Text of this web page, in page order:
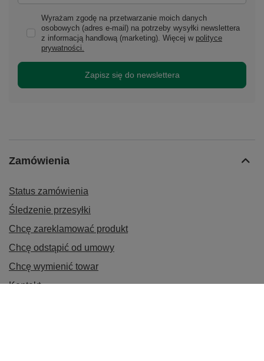
Wyrażam zgodę na przetwarzanie moich danych
osobowych (adres e-mail) na potrzeby wysyłki newslettera
z informacją handlową (marketing). Więcej w polityce
prywatności.
Zapisz się do newslettera
Zamówienia
Status zamówienia
Śledzenie przesyłki
Chcę zareklamować produkt
Chcę odstąpić od umowy
Chcę wymienić towar
Kontakt